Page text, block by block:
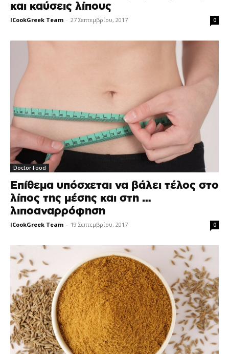
και καύσεις λίπους
ICookGreek Team - 27 Σεπτεμβρίου, 2017 0
Doctor Food
Επίθεμα υπόσχεται να βάλει τέλος στο
λίπος της μέσης και στη …
λιποαναρρόφηση
ICookGreek Team - 19 Σεπτεμβρίου, 2017 0